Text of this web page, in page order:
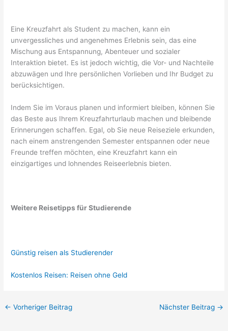
Eine Kreuzfahrt als Student zu machen, kann ein
unvergessliches und angenehmes Erlebnis sein, das eine
Mischung aus Entspannung, Abenteuer und sozialer
Interaktion bietet. Es ist jedoch wichtig, die Vor- und Nachteile
abzuwägen und Ihre persönlichen Vorlieben und Ihr Budget zu
berücksichtigen.
Indem Sie im Voraus planen und informiert bleiben, können Sie
das Beste aus Ihrem Kreuzfahrturlaub machen und bleibende
Erinnerungen schaffen. Egal, ob Sie neue Reiseziele erkunden,
nach einem anstrengenden Semester entspannen oder neue
Freunde treffen möchten, eine Kreuzfahrt kann ein
einzigartiges und lohnendes Reiseerlebnis bieten.
Weitere Reisetipps für Studierende
Günstig reisen als Studierender
Kostenlos Reisen: Reisen ohne Geld
← Vorheriger Beitrag Nächster Beitrag →